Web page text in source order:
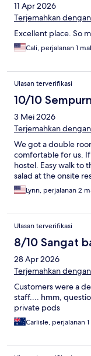
11 Apr 2026
Terjemahkan
Excellent place. So
Cali, perjalanan 1
Ulasan terverifikasi
10/10
3 Mei 2026
Terjemahkan
We got a double
comfortable for us.
hostel. Easy walk to
salad at the onsite
Lynn, perjalanan 2
Ulasan terverifikasi
8/10 Sangat
28 Apr 2026
Terjemahkan
Customers were a
staff.... hmm,
private pods
Carlisle, perjalanan